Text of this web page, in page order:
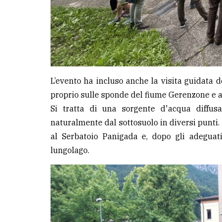
L’evento ha incluso anche la visita guidata
proprio sulle sponde del fiume Gerenzone
Si tratta di una sorgente d'acqua
naturalmente dal sottosuolo in diversi punti.
al Serbatoio Panigada e, dopo gli
lungolago.